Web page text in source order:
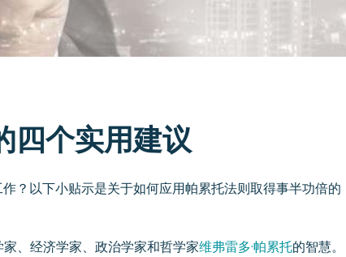
个实用建议
？以下小贴示是关于如何应用帕累托法则取得事半功倍的
、经济学家、政治学家和哲学家维弗雷多·帕累托的智慧。